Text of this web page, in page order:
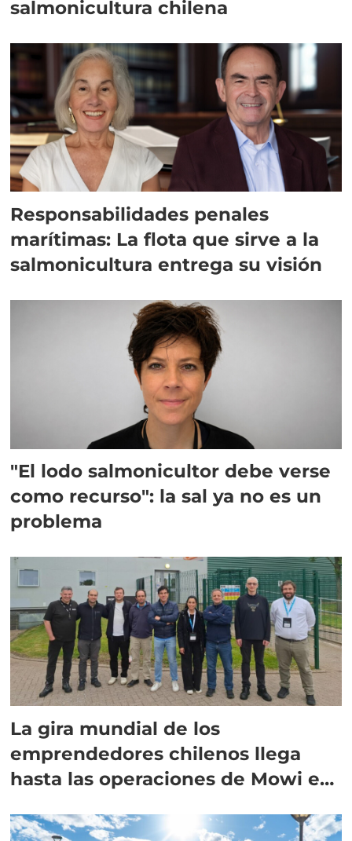
salmonicultura chilena
Responsabilidades penales
marítimas: La flota que sirve a la
salmonicultura entrega su visión
"El lodo salmonicultor debe verse
como recurso": la sal ya no es un
problema
La gira mundial de los
emprendedores chilenos llega
hasta las operaciones de Mowi en